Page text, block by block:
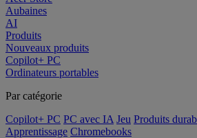
Aubaines
AI
Produits
Nouveaux produits
Copilot+ PC
Ordinateurs portables
Par catégorie
Copilot+ PC PC avec IA Jeu Produits
Apprentissage Chromebooks